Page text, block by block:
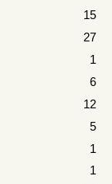
15
27
1
6
12
5
1
1